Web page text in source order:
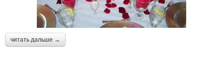
читать дальше →